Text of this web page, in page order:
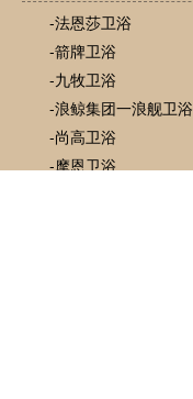
-法恩莎卫浴
-箭牌卫浴
-九牧卫浴
-浪鲸集团一浪舰卫浴
-尚高卫浴
-摩恩卫浴